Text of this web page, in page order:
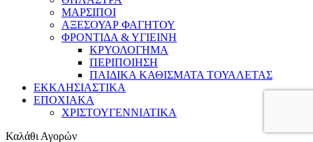
ΜΑΡΣΙΠΟΙ
ΑΞΕΣΟΥΑΡ ΦΑΓΗΤΟΥ
ΦΡΟΝΤΙΔΑ & ΥΓΙΕΙΝΗ
ΚΡΥΟΛΟΓΗΜΑ
ΠΕΡΙΠΟΙΗΣΗ
ΠΑΙΔΙΚΑ ΚΑΘΙΣΜΑΤΑ ΤΟΥΑΛΕΤΑΣ
ΕΚΚΛΗΣΙΑΣΤΙΚΑ
ΕΠΟΧΙΑΚΑ
ΧΡΙΣΤΟΥΓΕΝΝΙΑΤΙΚΑ
Καλάθι Αγορών